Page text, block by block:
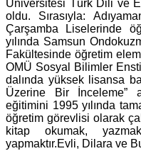
Üniversitesi Türk Dili ve
oldu. Sırasıyla:
Çarşamba Liselerinde
yılında Samsun
Fakültesinde öğretim
OMÜ Sosyal Bilimler
dalında yüksek lisansa
Üzerine Bir İnceleme”
eğitimini 1995 yılında
öğretim görevlisi olarak
kitap okumak,
yapmaktır.Evli, Dilara ve